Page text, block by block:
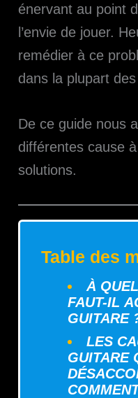
énervant au point
l’envie de jouer.
remédier à ce
dans la plupart
De ce guide nous
différentes cause
solutions.
Table des
À
FAUT-IL
GUITARE
LES
GUITARE